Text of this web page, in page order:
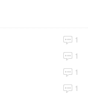
1
1
1
1